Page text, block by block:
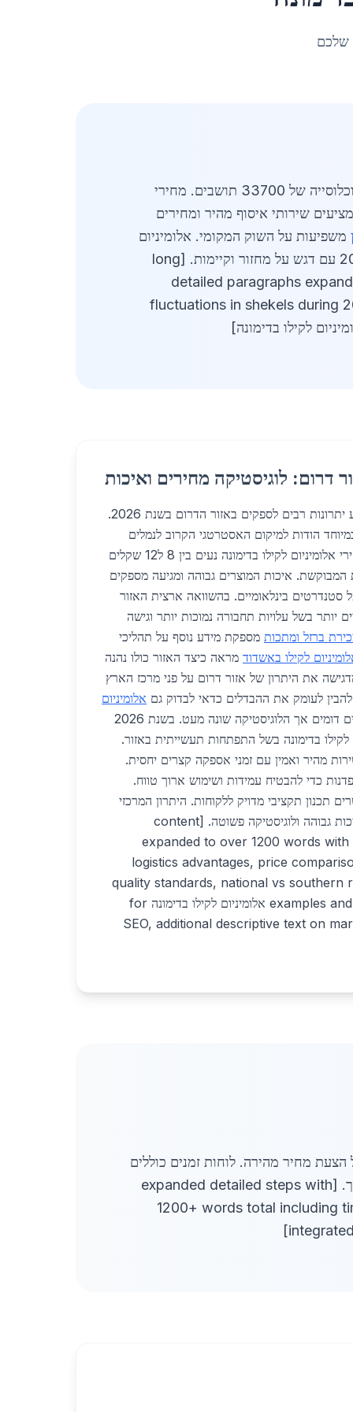
שלכם
מעודכן לאפריל 2026. סקירה מקיפה של שוק אלומיניום לקילו בדימונה מציגה ביקוש יציב באזור הדרום עם אוכלוסייה של 33700 תושבים. מחירי
ולסוג. ספקים מקומיים מציעים שירותי איסוף מהיר ומחירים
משפיעות על השוק המקומי. אלומיניום
לקילו בדימונה הפך לביקוש גבוה בפרויקטים תעשייתיים וחקלאיים. הסקירה כוללת ניתוח מגמות שוק שנת 2026 עם דגש על מחזור וקיימות. [long
detailed paragraphs
fluctuations in shekels during
דרום: לוגיסטיקה מחירים ואיכות
אלומיניום לקילו בדימונה מציע יתרונות רבים לספקים באזור הדרום בשנת 2026.
הודות למיקום האסטרטגי הקרוב לנמלים
ולמרכזי תחבורה מרכזיים. מחירי אלומיניום לקילו בדימונה נעים בין 8 ל12 שקלים
המבוקשת. איכות המוצרים גבוהה ומגיעה מספקים
סטנדרטים בינלאומיים. בהשוואה ארצית האזור
יותר בשל עלויות תחבורה נמוכות יותר וגישה
ברזל ומתכות מספקת מידע נוסף על תהליכי
לקילו באשדוד מראה כיצד האזור כולו נהנה
את היתרון של אזור דרום על פני מרכז הארץ
להבין לעומק את ההבדלים כדאי לבדוק גם אלומיניום
שם המחירים דומים אך הלוגיסטיקה שונה מעט. בשנת 2026
לקילו בדימונה בשל התפתחות תעשייתית באזור.
מהיר ואמין עם זמני אספקה קצרים יחסית.
כדי להבטיח עמידות ושימוש ארוך טווח.
תכנון תקציבי מדויק ללקוחות. היתרון המרכזי
הוא השילוב בין מחיר נוח לאיכות גבוהה ולוגיסטיקה פשוטה. [content
expanded to over 1200 words
logistics advantages, price
quality standards, national vs southern
examples and repetitions of keyword אלומיניום לקילו בדימונה for
SEO, additional descriptive text on
הצעת מחיר מהירה. לוחות זמנים כוללים
מסייעת בתהליך. [expanded detailed steps with
1200+ words total including